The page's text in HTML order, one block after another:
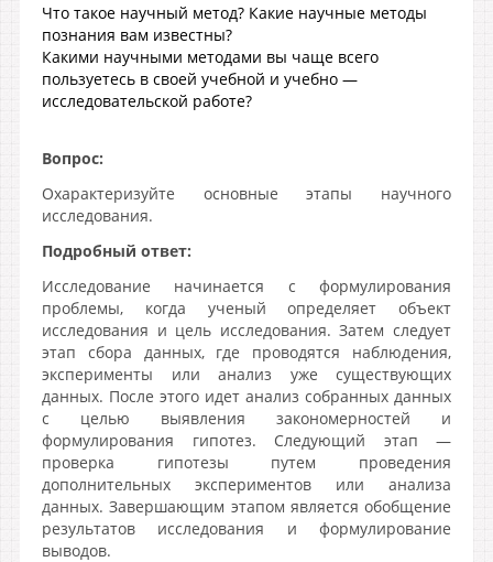
Что такое научный метод? Какие научные методы
познания вам известны?
Какими научными методами вы чаще всего
пользуетесь в своей учебной и учебно —
исследовательской работе?
Вопрос:
Охарактеризуйте основные этапы научного
исследования.
Подробный ответ:
Исследование начинается с формулирования
проблемы, когда ученый определяет объект
исследования и цель исследования. Затем следует
этап сбора данных, где проводятся наблюдения,
эксперименты или анализ уже существующих
данных. После этого идет анализ собранных данных
с целью выявления закономерностей и
формулирования гипотез. Следующий этап —
проверка гипотезы путем проведения
дополнительных экспериментов или анализа
данных. Завершающим этапом является обобщение
результатов исследования и формулирование
выводов.